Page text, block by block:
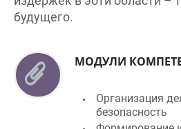
безопасность
Формирование и
процессами